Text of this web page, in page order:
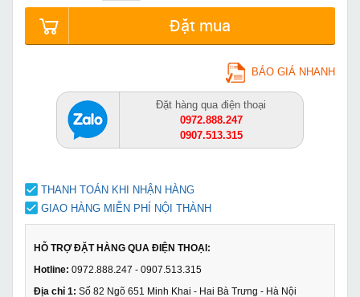
Đặt mua
BÁO GIÁ NHANH
Đặt hàng qua điện thoại
0972.888.247
0907.513.315
THANH TOÁN KHI NHẬN HÀNG
GIAO HÀNG MIỄN PHÍ NỘI THÀNH
HỖ TRỢ ĐẶT HÀNG QUA ĐIỆN THOẠI:
Hotline: 0972.888.247 - 0907.513.315
Địa chỉ 1: Số 82 Ngõ 651 Minh Khai - Hai Bà Trưng - Hà Nội